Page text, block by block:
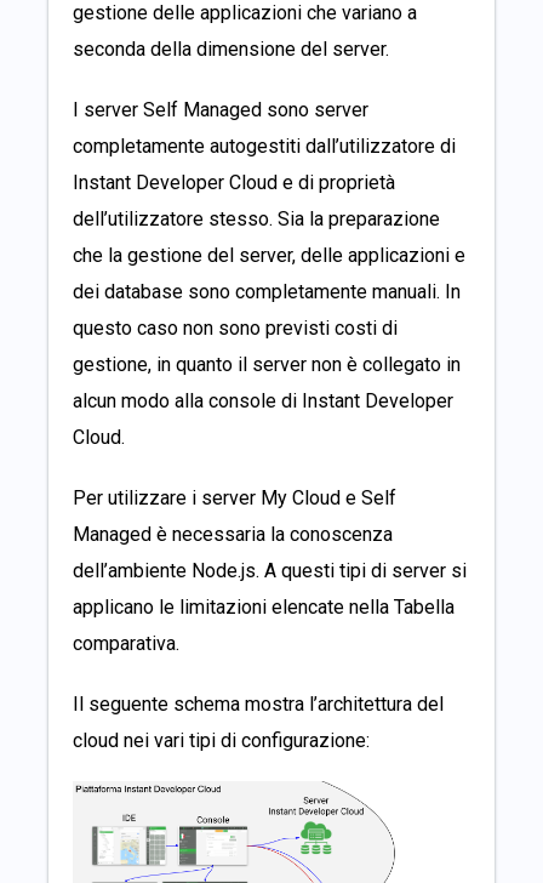
gestione delle applicazioni che variano a
seconda della dimensione del server.
I server Self Managed sono server
completamente autogestiti dall’utilizzatore di
Instant Developer Cloud e di proprietà
dell’utilizzatore stesso. Sia la preparazione
che la gestione del server, delle applicazioni e
dei database sono completamente manuali. In
questo caso non sono previsti costi di
gestione, in quanto il server non è collegato in
alcun modo alla console di Instant Developer
Cloud.
Per utilizzare i server My Cloud e Self
Managed è necessaria la conoscenza
dell’ambiente Node.js. A questi tipi di server si
applicano le limitazioni elencate nella Tabella
comparativa.
Il seguente schema mostra l’architettura del
cloud nei vari tipi di configurazione: